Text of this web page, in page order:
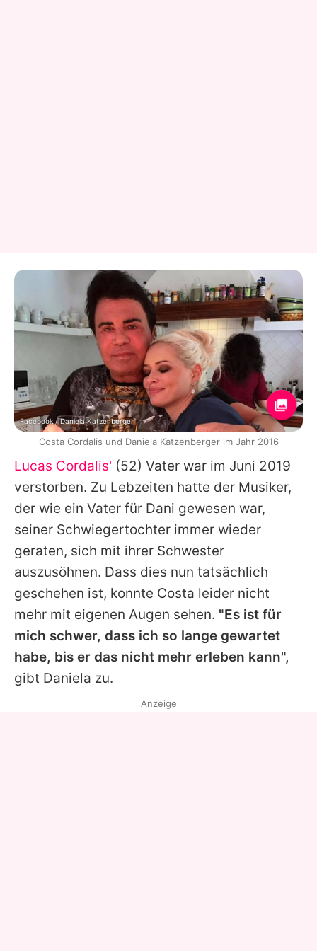
Lucas Cordalis' (52) Vater war im Juni 2019
verstorben. Zu Lebzeiten hatte der Musiker,
der wie ein Vater für Dani gewesen war,
seiner Schwiegertochter immer wieder
geraten, sich mit ihrer Schwester
auszusöhnen. Dass dies nun tatsächlich
geschehen ist, konnte Costa leider nicht
mehr mit eigenen Augen sehen. "Es ist für
mich schwer, dass ich so lange gewartet
habe, bis er das nicht mehr erleben kann",
gibt Daniela zu.
Facebook / Daniela Katzenberger
Costa Cordalis und Daniela Katzenberger im Jahr 2016
Anzeige